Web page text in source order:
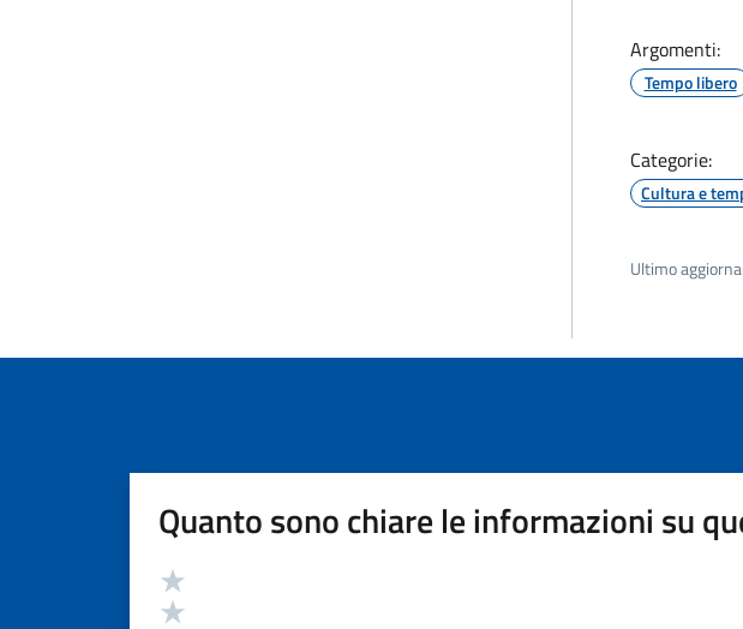
Argomenti:
Tempo libero
Categorie:
Cultura e
Ultimo
Quanto sono chiare le informazioni su
Valutazione